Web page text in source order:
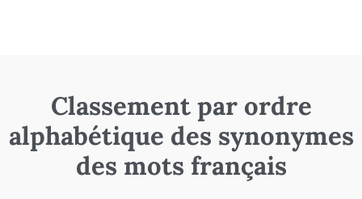
Classement par ordre
alphabétique des synonymes
des mots français